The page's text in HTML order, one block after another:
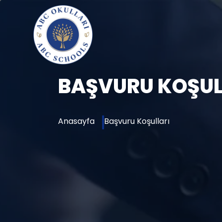
BAŞVURU
Anasayfa Başvuru Koşulları